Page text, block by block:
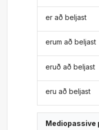
er að beljast
erum að beljast
eruð að beljast
eru að beljast
Mediopassive